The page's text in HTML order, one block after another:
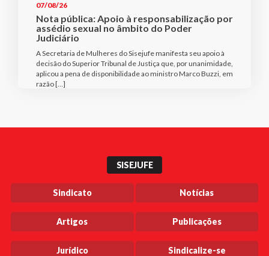
07/08/26
Nota pública: Apoio à responsabilização por
assédio sexual no âmbito do Poder
Judiciário
A Secretaria de Mulheres do Sisejufe manifesta seu apoio à
decisão do Superior Tribunal de Justiça que, por unanimidade,
aplicou a pena de disponibilidade ao ministro Marco Buzzi, em
razão […]
SISEJUFE
Sindicato Notícias
Artigos Publicações
Jurídico Sindicalize-se